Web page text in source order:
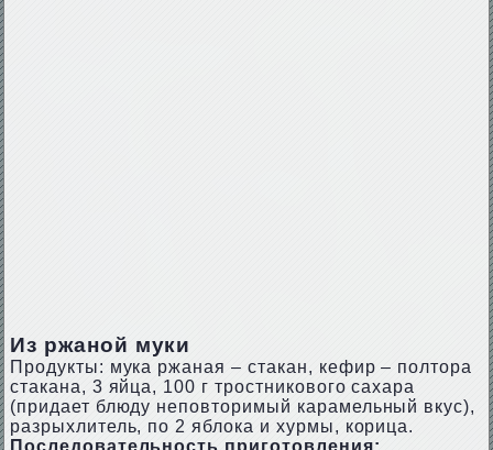
Из ржаной муки
Продукты: мука ржаная – стакан, кефир – полтора
стакана, 3 яйца, 100 г тростникового сахара
(придает блюду неповторимый карамельный вкус),
разрыхлитель, по 2 яблока и хурмы, корица.
Последовательность приготовления: